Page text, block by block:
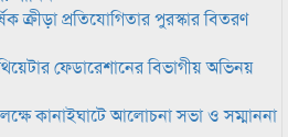
ক্রীড়া প্রতিযোগিতার পুরস্কার বিতরণ
ফেডারেশানের বিভাগীয় অভিনয়
কানাইঘাটে আলোচনা সভা ও সম্মাননা